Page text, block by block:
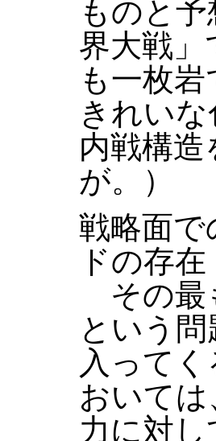
ものと
界大戦
も一枚
きれい
内戦構
が。）
戦略面で
ドの存在
その最
という
入って
おいて
力に対